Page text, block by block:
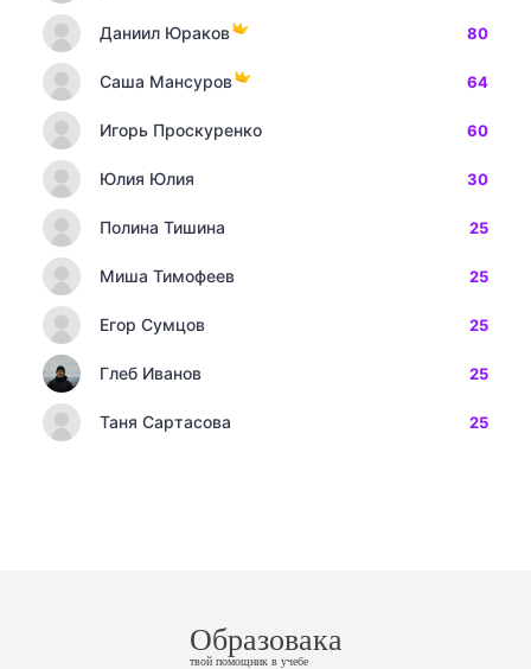
Даниил Юраков 80
Саша Мансуров 64
Игорь Проскуренко 60
Юлия Юлия 30
Полина Тишина 25
Миша Тимофеев 25
Егор Сумцов 25
Глеб Иванов 25
Таня Сартасова 25
Образовака
твой помощник в учебе